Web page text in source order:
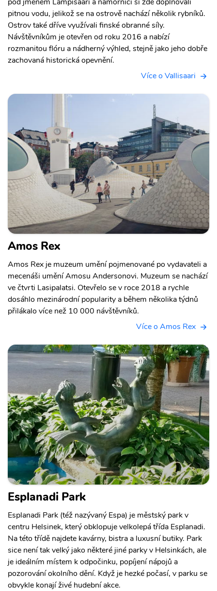
pitnou vodu, jelikož se na ostrově nachází několik rybníků.
Ostrov také dříve využívali finské obranné síly.
Návštěvníkům je otevřen od roku 2016 a nabízí
rozmanitou flóru a nádherný výhled, stejně jako jeho dobře
zachovaná historická opevnění.
Více o Vallisaari
Amos Rex
Amos Rex je muzeum umění pojmenované po vydavateli a
mecenáši umění Amosu Andersonovi. Muzeum se nachází
ve čtvrti Lasipalatsi. Otevřelo se v roce 2018 a rychle
dosáhlo mezinárodní popularity a během několika týdnů
přilákalo více než 10 000 návštěvníků.
Více o Amos Rex
Esplanadi Park
Esplanadi Park (též nazývaný Espa) je městský park v
centru Helsinek, který obklopuje velkolepá třída Esplanadi.
Na této třídě najdete kavárny, bistra a luxusní butiky. Park
sice není tak velký jako některé jiné parky v Helsinkách, ale
je ideálním místem k odpočinku, popíjení nápojů a
pozorování okolního dění. Když je hezké počasí, v parku se
obvykle konají živé hudební akce.